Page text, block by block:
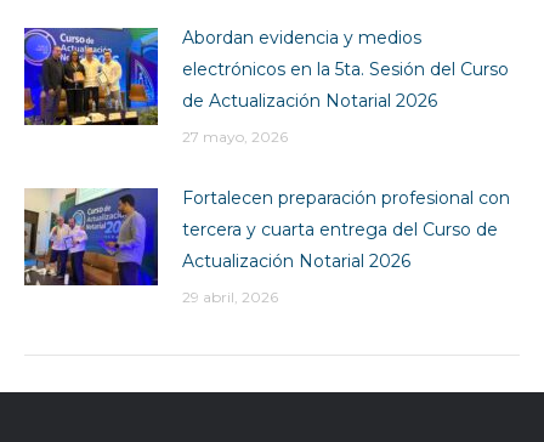
Abordan evidencia y medios
electrónicos en la 5ta. Sesión del Curso
de Actualización Notarial 2026
27 mayo, 2026
Fortalecen preparación profesional con
tercera y cuarta entrega del Curso de
Actualización Notarial 2026
29 abril, 2026